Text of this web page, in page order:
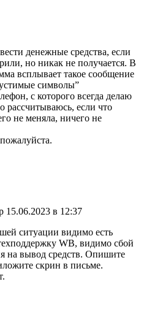
денежные средства, если
но никак не получается. В
всплывает такое сообщение
символы”
с которого всегда делаю
рассчитываюсь, если что
не меняла, ничего не
15.06.2023 в 12:37
ситуации видимо есть
WB, видимо сбой
на вывод средств. Опишите
скрин в письме.